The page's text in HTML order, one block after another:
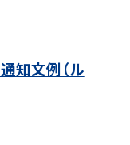
知文例（ル